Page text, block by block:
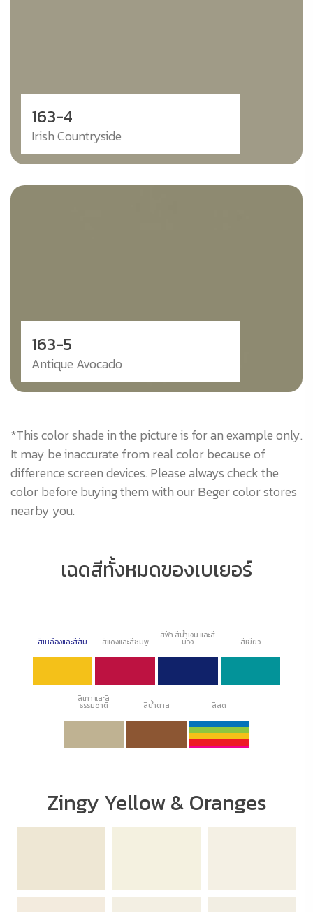
163-4
Irish Countryside
163-5
Antique Avocado
*This color shade in the picture is for an example only.
It may be inaccurate from real color because of
difference screen devices. Please always check the
color before buying them with our Beger color stores
nearby you.
เฉดสีทั้งหมดของเบเยอร์
สีเหลืองและสีส้ม สีแดงและสีชมพู
สีฟ้า สีน้ำเงิน และสี
ม่วง สีเขียว
สีเทา และสี
ธรรมชาติ สีน้ำตาล สีสด
Zingy Yellow & Oranges